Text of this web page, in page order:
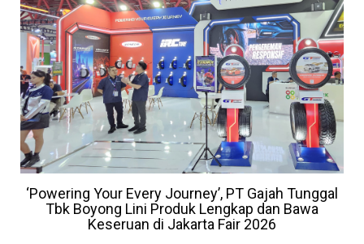
‘Powering Your Every Journey’, PT Gajah Tunggal
Tbk Boyong Lini Produk Lengkap dan Bawa
Keseruan di Jakarta Fair 2026